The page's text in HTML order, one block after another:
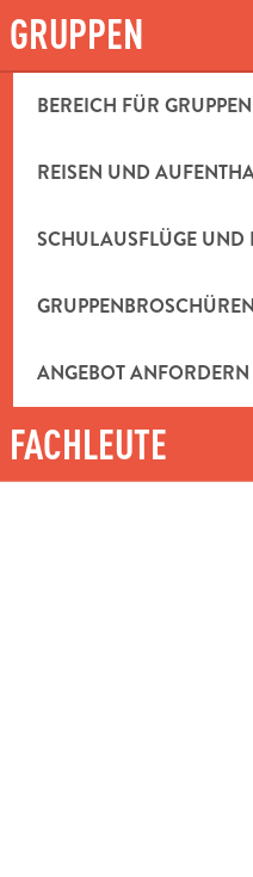
GRUPPEN
BEREICH FÜR GRUPPEN
REISEN UND
SCHULAUSFLÜGE UND
ANGEBOT ANFORDERN
FACHLEUTE
63▒▒
2024 Um 09:51
et de l’Étoile
:5567468)
angeben